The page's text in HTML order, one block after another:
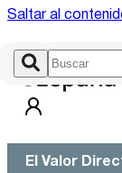
Saltar al
El Valor